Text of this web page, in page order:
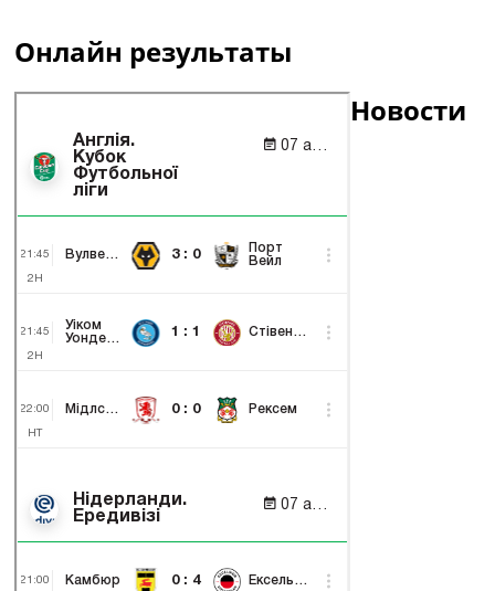
Онлайн результаты
Новости